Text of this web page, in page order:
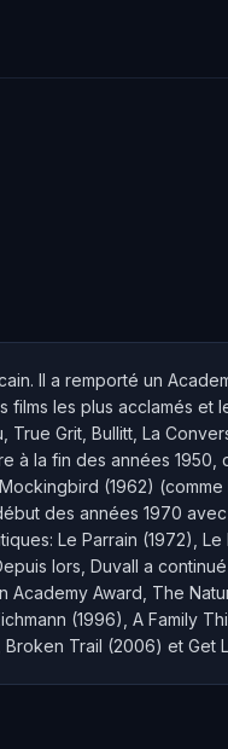
Il a remporté un
les plus acclamés et
Grit, Bullitt, La
à la fin des années
(1962) (comme
des années 1970
Le Parrain (1972),
lors, Duvall a
Award, The
(1996), A Family
Trail (2006) et Get